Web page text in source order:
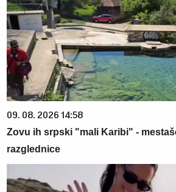
09. 08. 2026 14:58
Zovu ih srpski "mali Karibi" -
razglednice